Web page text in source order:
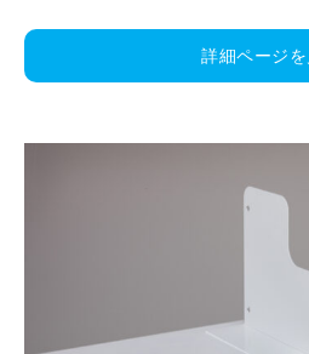
な移動棚カスタマイズが可能です。
詳細ページ